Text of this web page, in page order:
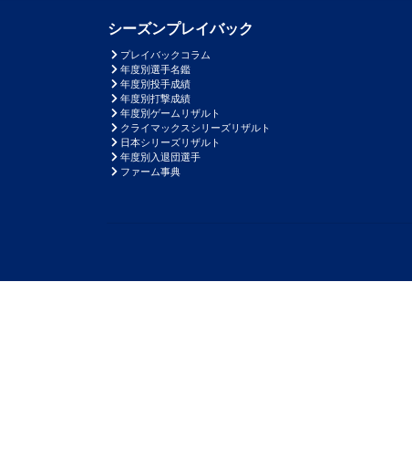
シーズンプレイバック
プレイバックコラム
年度別選手名鑑
年度別投手成績
年度別打撃成績
年度別ゲームリザルト
クライマックスシリーズリザルト
日本シリーズリザルト
年度別入退団選手
ファーム事典